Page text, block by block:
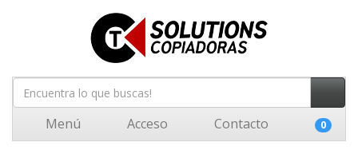
Menú Acceso Contacto 0